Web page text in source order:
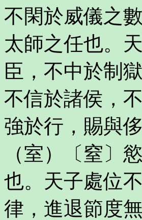
不閑於威儀之
太師之任也。
臣，不中於制
不信於諸侯，
強於行，賜與
（室）〔窒〕
也。天子處位
律，進退節度